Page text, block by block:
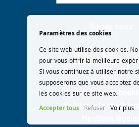
CGV
Gestion des
Politique de
Paramètres des cookies
Ce site web utilise des cookies.
pour vous offrir la meilleure
Si vous continuez à utiliser notre
supposerons que vous acceptez
les cookies sur ce site web.
Accepter tous Refuser Voir plus